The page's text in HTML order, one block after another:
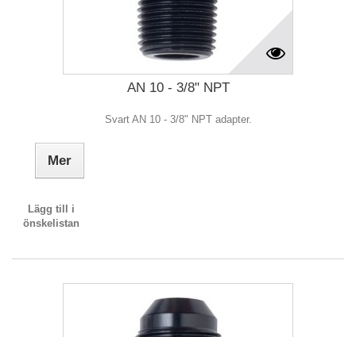
AN 10 - 3/8" NPT
Svart AN 10 - 3/8" NPT adapter.
Mer
Lägg till i
önskelistan